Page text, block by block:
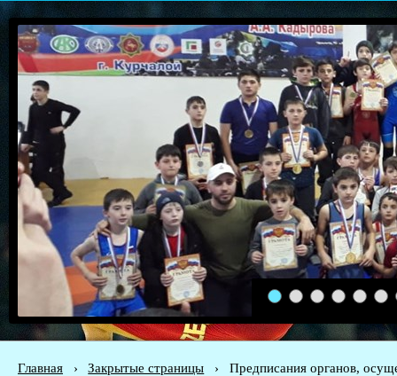
1 2 3 4 5 6
Главная › Закрытые страницы ›
Предписания органов,